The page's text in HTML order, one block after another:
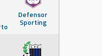
Defensor
Sporting